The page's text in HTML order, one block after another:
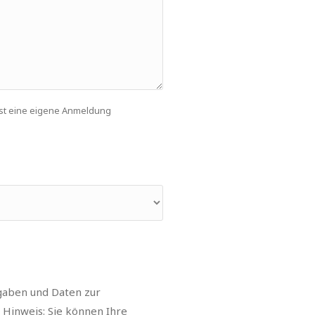
eine eigene Anmeldung
und Daten zur
Sie können Ihre